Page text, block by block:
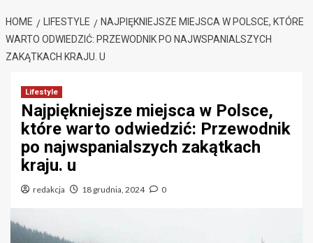
HOME LIFESTYLE
NAJPIĘKNIEJSZE MIEJSCA W POLSCE, KTÓRE
WARTO ODWIEDZIĆ: PRZEWODNIK PO NAJWSPANIALSZYCH
ZAKĄTKACH KRAJU. U
Lifestyle
Najpiękniejsze miejsca w Polsce,
które warto odwiedzić: Przewodnik
po najwspanialszych zakątkach
kraju. u
redakcja 18 grudnia, 2024 0